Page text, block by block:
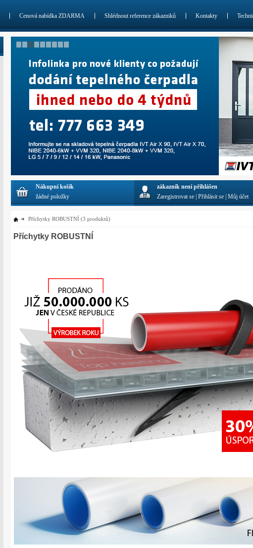
Příchytky ROBUSTNÍ (3 produktů)
Příchytky ROBUSTNÍ
Cenová nabídka ZDARMA Shlédnout reference zákazniků Kontakty
Nákupní košík
žádné položky
zákazník není přihlášen
Zaregistrovat se Přihlásit se Můj účet